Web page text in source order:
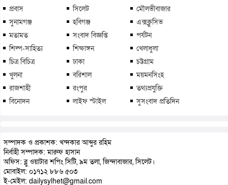
প্রবাস
সিলেট
মৌলভীবাজার
সুনামগঞ্জ
হবিগঞ্জ
এক্সক্লুসিভ
মতামত
সংবাদ বিজ্ঞপ্তি
পর্যটন
শিল্প-সাহিত্য
শিক্ষাঙ্গন
খেলাধুলা
চিত্র বিচিত্র
ঢাকা
চট্টগ্রাম
খুলনা
বরিশাল
ময়মনসিংহ
রাজশাহী
রংপুর
তথ্যপ্রযুক্তি
বিনোদন
লাইফ স্টাইল সুসংবাদ প্রতিদিন
সম্পাদক ও প্রকাশক: খন্দকার আব্দুর রহিম
নির্বাহী সম্পাদক: মারুফ হাসান
অফিস: ব্লু ওয়াটার শপিং সিটি, ৯ম তলা, জিন্দাবাজার, সিলেট।
মোবাইল: ০১৭১২ ৮৮৬ ৫০৩
ই-মেইল: dailysylhet@gmail.com